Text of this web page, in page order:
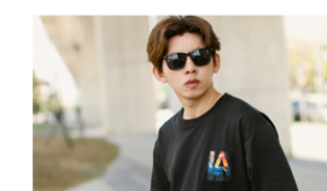
結帳頁面，進行簡訊認證並確認金額後，即可
２．訂單成立數日內，您將收到繳費通知簡訊
３．收到繳費通知簡訊後14天內，點擊此簡訊
ATM／網路銀行／等多元方式進行付款，方視
※ 請注意：結帳手續完成當下不需立刻繳費，
購買商品的店家。未經商家同意取消之訂單仍
後付繳納相關費用。
※ 交易是否成功請以「AFTEE先享後付 」之
先付款後全家取貨
每筆NT$80，滿NT$1,800(含以上)免運費
7-11付款取貨
每筆NT$80，滿NT$1,800(含以上)免運費
先付款後7-11取貨